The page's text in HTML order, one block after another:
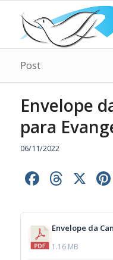
Post
Envelope
para
06/11/2022
X
Envelope da
1.16 MB